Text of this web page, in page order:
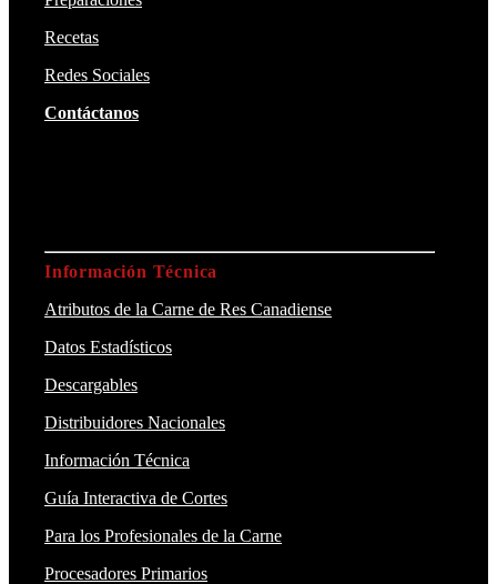
Recetas
Redes Sociales
Contáctanos
Información Técnica
Atributos de la Carne de Res Canadiense
Datos Estadísticos
Descargables
Distribuidores Nacionales
Información Técnica
Guía Interactiva de Cortes
Para los Profesionales de la Carne
Procesadores Primarios